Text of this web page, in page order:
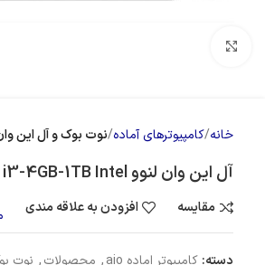
خانه کامپیوترهای آماده نوت بوک و آل این
آل این وان لنوو V330-Core i3-4GB-1TB Intel
مقایسه افزودن به علاقه مندی
دسته: کامپیوتر اماده aio , محصولات, نوت